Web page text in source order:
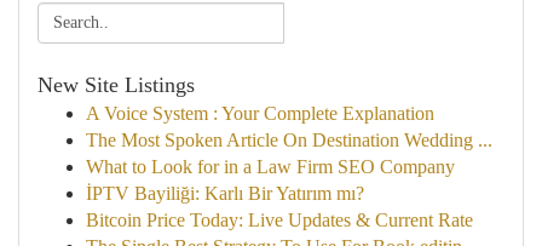
New Site Listings
A Voice System : Your Complete Explanation
The Most Spoken Article On Destination Wedding ...
What to Look for in a Law Firm SEO Company
İPTV Bayiliği: Karlı Bir Yatırım mı?
Bitcoin Price Today: Live Updates & Current Rate